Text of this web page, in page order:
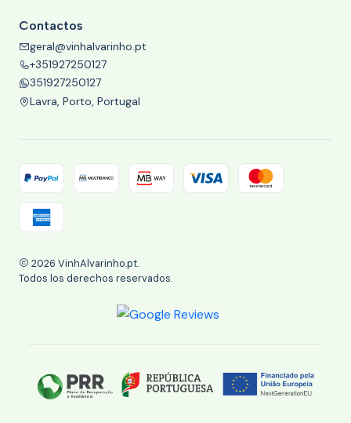
Contactos
geral@vinhalvarinho.pt
+351927250127
351927250127
Lavra, Porto, Portugal
2026 VinhAlvarinho.pt.
Todos los derechos reservados.